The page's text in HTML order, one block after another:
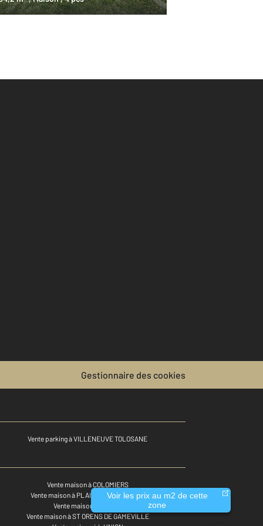
Gestionnaire des cookies
Vente parking à VILLENEUVE TOLOSANE
Vente maison à COLOMIERS
Vente maison à PLAISANCE DU TOUCH
Vente maison à PIBRAC
Vente maison à ST ORENS DE GAMEVILLE
Voir les prix au m2 de cette
zone